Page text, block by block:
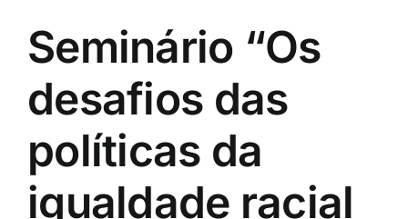
Seminário “Os
desafios das
políticas da
igualdade racial